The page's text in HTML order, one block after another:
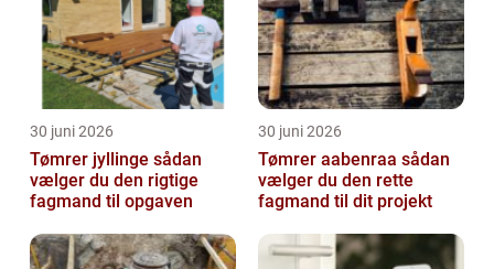
30 juni 2026
Tømrer jyllinge sådan
vælger du den rigtige
fagmand til opgaven
30 juni 2026
Tømrer aabenraa sådan
vælger du den rette
fagmand til dit projekt